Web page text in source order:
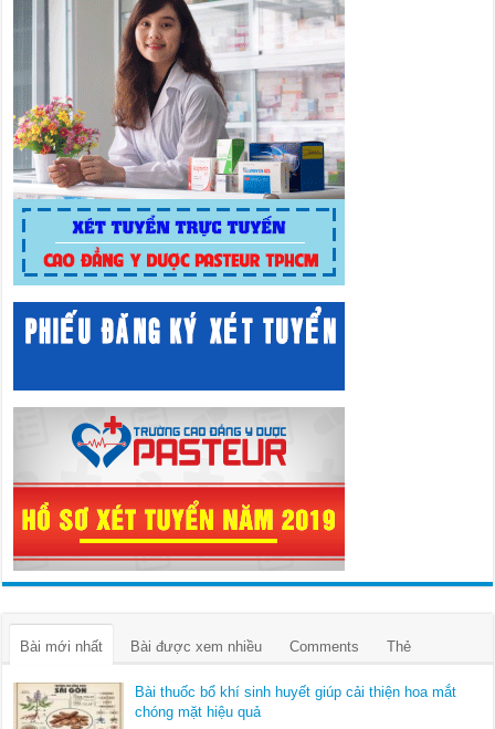
Bài mới nhất Bài được xem nhiều Comments Thẻ
Bài thuốc bổ khí sinh huyết giúp cải thiện hoa mắt
chóng mặt hiệu quả